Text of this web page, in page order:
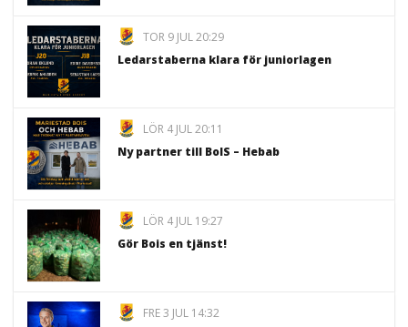
TOR 9 JUL 20:29
Ledarstaberna klara för juniorlagen
LÖR 4 JUL 20:11
Ny partner till BoIS – Hebab
LÖR 4 JUL 19:27
Gör Bois en tjänst!
FRE 3 JUL 14:32